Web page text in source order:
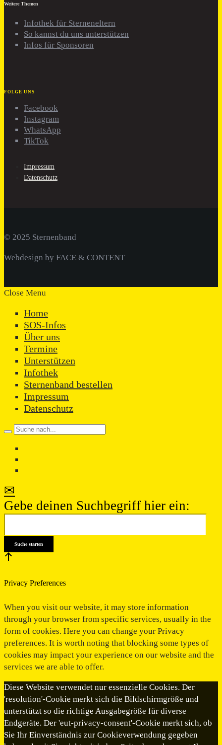
Weitere Themen
Infothek für Sterneneltern
So kannst du uns unterstützen
Infos für Sponsoren
FOLGE UNS
Facebook
Instagram
WhatsApp
TikTok
Impressum
Datenschutz
© 2025 Sternenband
Webdesign by FACE & CONTENT
Close Menu
Home
SOS-Infos
Über uns
Termine
Unterstützen
Infothek
Sternenband bestellen
Impressum
Datenschutz
✉
Gebe deinen Suchbegriff hier ein:
Privacy Preferences
When you visit our website, it may store information
through your browser from specific services, usually in the
form of cookies. Here you can change your Privacy
preferences. It is worth noting that blocking some types of
cookies may impact your experience on our website and the
services we are able to offer.
Diese Website verwendet nur essenzielle Cookies. Der
'resolution'-Cookie merkt sich die Bildschirmgröße und
unterstützt so die richtige Ausgabegröße für diverse
Endgeräte. Der 'eut-privacy-consent'-Cookie merkt sich, ob
Sie Ihr Einverständnis zur Cookieverwendung gegeben